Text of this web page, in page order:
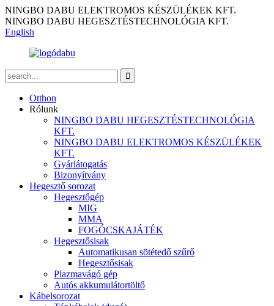
NINGBO DABU ELEKTROMOS KÉSZÜLÉKEK KFT.
NINGBO DABU HEGESZTÉSTECHNOLÓGIA KFT.
English
Otthon
Rólunk
NINGBO DABU HEGESZTÉSTECHNOLÓGIA
KFT.
NINGBO DABU ELEKTROMOS KÉSZÜLÉKEK
KFT.
Gyárlátogatás
Bizonyítvány
Hegesztő sorozat
Hegesztőgép
MIG
MMA
FOGÓCSKAJÁTÉK
Hegesztősisak
Automatikusan sötétedő szűrő
Hegesztősisak
Plazmavágó gép
Autós akkumulátortöltő
Kábelsorozat